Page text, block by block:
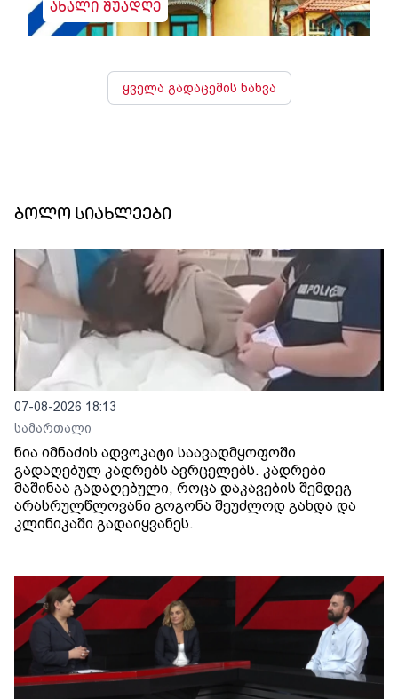
ახალი შუადღე
ყველა გადაცემის ნახვა
ბოლო სიახლეები
07-08-2026 18:13
სამართალი
ნია იმნაძის ადვოკატი საავადმყოფოში
გადაღებულ კადრებს ავრცელებს. კადრები
მაშინაა გადაღებული, როცა დაკავების შემდეგ
არასრულწლოვანი გოგონა შეუძლოდ გახდა და
კლინიკაში გადაიყვანეს.